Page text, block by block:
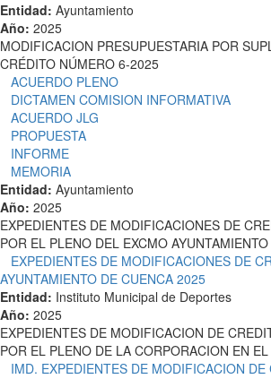
Entidad: Ayuntamiento
Año: 2025
MODIFICACION PRESUPUESTARIA POR
CRÉDITO NÚMERO 6-2025
ACUERDO PLENO
DICTAMEN COMISION INFORMATIVA
ACUERDO JLG
PROPUESTA
INFORME
MEMORIA
Entidad: Ayuntamiento
Año: 2025
EXPEDIENTES DE MODIFICACIONES DE
POR EL PLENO DEL EXCMO
EXPEDIENTES DE MODIFICACIONES DE
AYUNTAMIENTO DE CUENCA 2025
Entidad: Instituto Municipal de Deportes
Año: 2025
EXPEDIENTES DE MODIFICACION DE
POR EL PLENO DE LA CORPORACION EN
IMD. EXPEDIENTES DE MODIFICACION DE